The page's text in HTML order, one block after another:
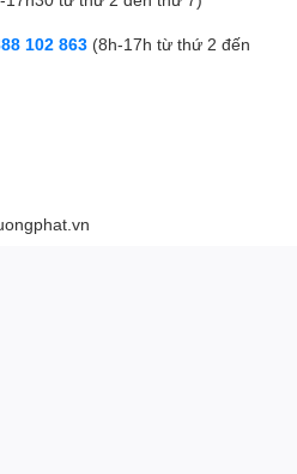
102 863 (8h-17h từ thứ 2 đến